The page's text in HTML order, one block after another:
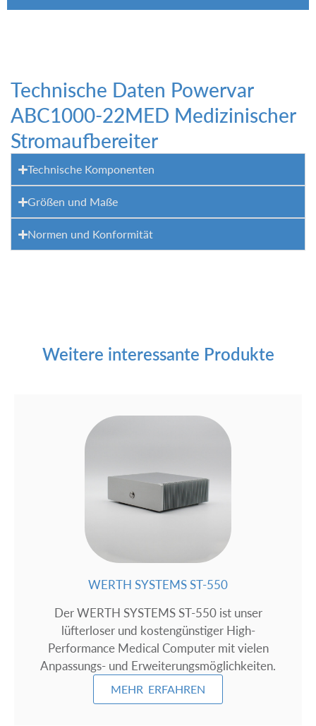
Technische Daten Powervar
ABC1000-22MED Medizinischer
Stromaufbereiter
Technische Komponenten
Größen und Maße
Normen und Konformität
Weitere interessante Produkte
WERTH SYSTEMS ST-550
Der WERTH SYSTEMS ST-550 ist unser
lüfterloser und kostengünstiger High-
Performance Medical Computer mit vielen
Anpassungs- und Erweiterungsmöglichkeiten.
MEHR ERFAHREN